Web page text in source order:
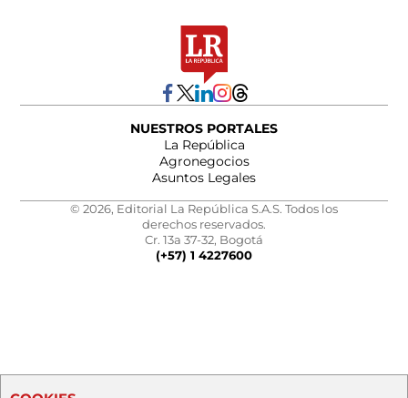
NUESTROS PORTALES
La República
Agronegocios
Asuntos Legales
© 2026, Editorial La República S.A.S. Todos los
derechos reservados.
Cr. 13a 37-32, Bogotá
(+57) 1 4227600